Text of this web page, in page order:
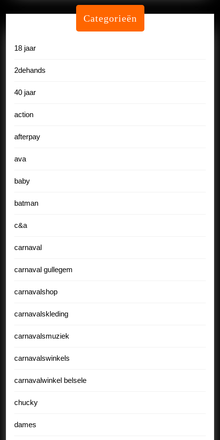
Categorieën
18 jaar
2dehands
40 jaar
action
afterpay
ava
baby
batman
c&a
carnaval
carnaval gullegem
carnavalshop
carnavalskleding
carnavalsmuziek
carnavalswinkels
carnavalwinkel belsele
chucky
dames